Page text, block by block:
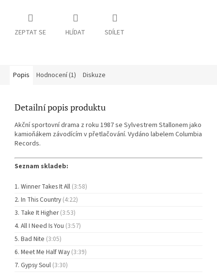
ZEPTAT SE HLÍDAT SDÍLET
Popis Hodnocení (1) Diskuze
Detailní popis produktu
Akční sportovní drama z roku 1987 se Sylvestrem Stallonem jako
kamioňákem závodícím v přetlačování. Vydáno labelem Columbia
Records.
Seznam skladeb:
Winner Takes It All (3:58)
In This Country (4:22)
Take It Higher(3:53)
All I Need Is You (3:57)
Bad Nite (3:05)
Meet Me Half Way (3:39)
Gypsy Soul (3:30)